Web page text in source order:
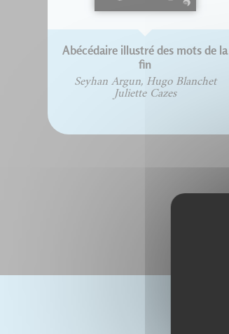
Abécédaire illustré des mots de la
fin
Seyhan Argun, Hugo Blanchet
Juliette Cazes